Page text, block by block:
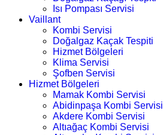
Isı Pompası Servisi
Vaillant
Kombi Servisi
Doğalgaz Kaçak Tespiti
Hizmet Bölgeleri
Klima Servisi
Şofben Servisi
Hizmet Bölgeleri
Mamak Kombi Servisi
Abidinpaşa Kombi Servisi
Akdere Kombi Servisi
Altıağaç Kombi Servisi